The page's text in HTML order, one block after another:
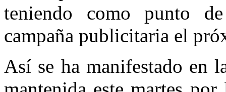
teniendo como punto
campaña publicitaria el
Así se ha manifestado en